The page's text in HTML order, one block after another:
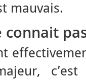
mauvais.